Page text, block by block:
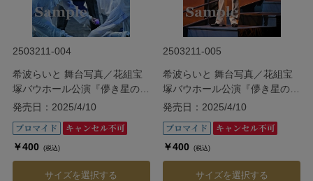
2503211-004
希波らいと 舞台写真／花組宝
塚バウホール公演『儚き星の照
らす海の果てに』
発売日：2025/4/10
￥400 (税込)
サイズを選択する
2503211-005
希波らいと 舞台写真／花組宝
塚バウホール公演『儚き星の照
らす海の果てに』
発売日：2025/4/10
￥400 (税込)
サイズを選択する